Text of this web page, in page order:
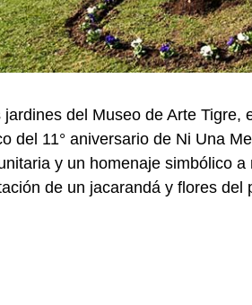
jardines del Museo de Arte Tigre,
del 11° aniversario de Ni Una
y un homenaje simbólico
de un jacarandá y flores del